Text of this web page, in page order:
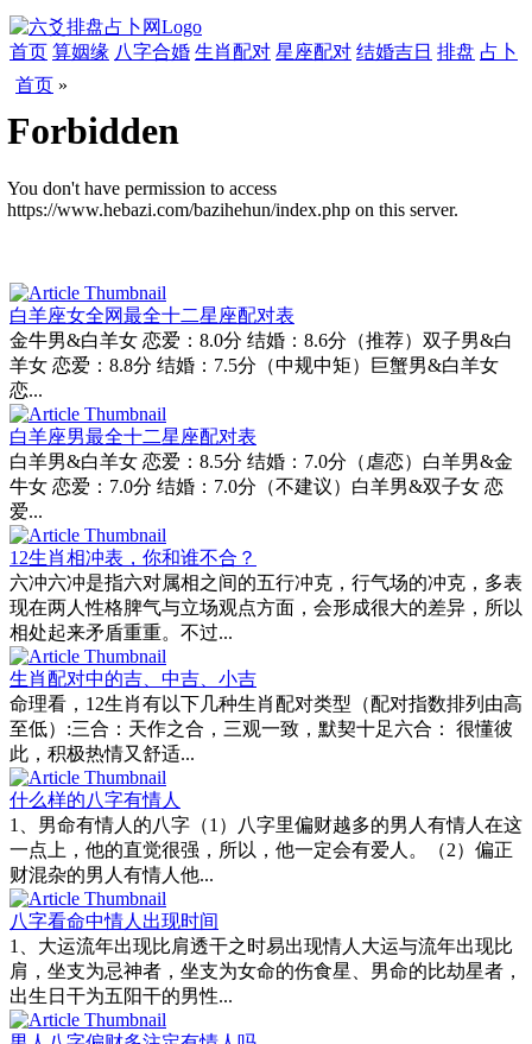
首页 算姻缘 八字合婚 生肖配对 星座配对 结婚吉日 排盘 占卜
首页 »
白羊座女全网最全十二星座配对表
金牛男&白羊女 恋爱：8.0分 结婚：8.6分（推荐）双子男&白
羊女 恋爱：8.8分 结婚：7.5分（中规中矩）巨蟹男&白羊女
恋...
白羊座男最全十二星座配对表
白羊男&白羊女 恋爱：8.5分 结婚：7.0分（虐恋）白羊男&金
牛女 恋爱：7.0分 结婚：7.0分（不建议）白羊男&双子女 恋
爱...
12生肖相冲表，你和谁不合？
六冲六冲是指六对属相之间的五行冲克，行气场的冲克，多表
现在两人性格脾气与立场观点方面，会形成很大的差异，所以
相处起来矛盾重重。不过...
生肖配对中的吉、中吉、小吉
命理看，12生肖有以下几种生肖配对类型（配对指数排列由高
至低）:三合：天作之合，三观一致，默契十足六合： 很懂彼
此，积极热情又舒适...
什么样的八字有情人
1、男命有情人的八字（1）八字里偏财越多的男人有情人在这
一点上，他的直觉很强，所以，他一定会有爱人。（2）偏正
财混杂的男人有情人他...
八字看命中情人出现时间
1、大运流年出现比肩透干之时易出现情人大运与流年出现比
肩，坐支为忌神者，坐支为女命的伤食星、男命的比劫星者，
出生日干为五阳干的男性...